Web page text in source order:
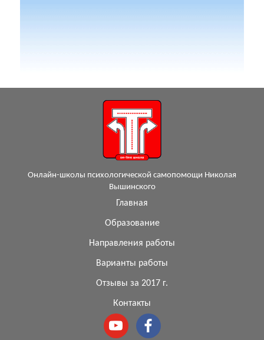
Онлайн-школы психологической самопомощи Николая
Вышинского
Главная
Образование
Направления работы
Варианты работы
Отзывы за 2017 г.
Контакты